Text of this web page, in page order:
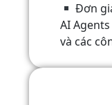
Đơn
AI
và các